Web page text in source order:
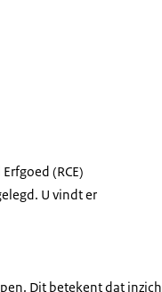
(RCE)
U vindt er
Dit betekent dat